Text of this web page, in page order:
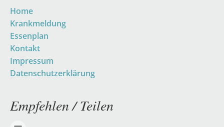
Navigation
überspringen
Home
Krankmeldung
Essenplan
Kontakt
Impressum
Datenschutzerklärung
Empfehlen / Teilen